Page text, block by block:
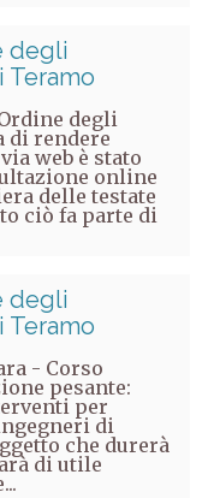
degli
degli
di rendere
web è stato
online
delle testate
ciò fa parte di
degli
- Corso
pesante:
per
di
che durerà
di utile